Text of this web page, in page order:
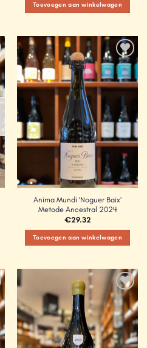
Toevoegen aan winkelwagen
Add to
Wishlist
Anima Mundi ‘Noguer Baix’
Metode Ancestral 2024
€29.32
Toevoegen aan winkelwagen
Add to
Wishlist